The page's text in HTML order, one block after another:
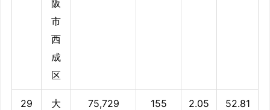
阪
市
西
成
区
29
大
75,729 155 2.05 52.81